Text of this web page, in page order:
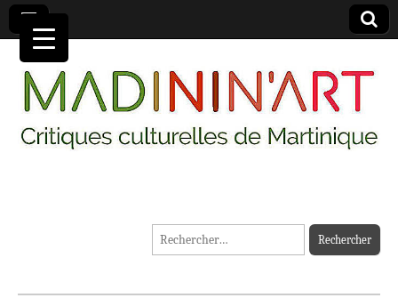
MADININ'ART
Rechercher :